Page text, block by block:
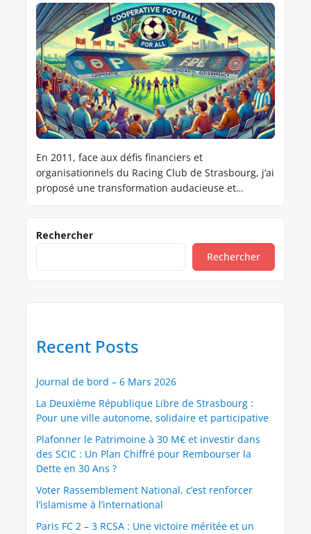
En 2011, face aux défis financiers et
organisationnels du Racing Club de Strasbourg, j’ai
proposé une transformation audacieuse et
visait à rassembler les supporters, les collectivités
locales, les entreprises et les salariés au sein
d’une structure démocratique et participative, où
Rechercher
Rechercher
Recent Posts
Journal de bord – 6 Mars 2026
La Deuxième République Libre de Strasbourg :
Pour une ville autonome, solidaire et participative
Plafonner le Patrimoine à 30 M€ et investir dans
des SCIC : Un Plan Chiffré pour Rembourser la
Dette en 30 Ans ?
Voter Rassemblement National, c’est renforcer
l’islamisme à l’international
Paris FC 2 – 3 RCSA : Une victoire méritée et un